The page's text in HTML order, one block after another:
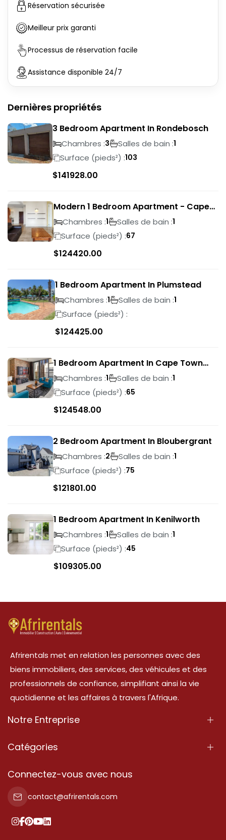
Réservation sécurisée
Meilleur prix garanti
Processus de réservation facile
Assistance disponible 24/7
Dernières propriétés
3 Bedroom Apartment In Rondebosch
Chambres :3 Salles de bain :1
Surface (pieds²) :103
$141928.00
Modern 1 Bedroom Apartment - Cape
TownChambres :1 Salles de bain :1
Surface (pieds²) :67
$124420.00
1 Bedroom Apartment In Plumstead
Chambres :1 Salles de bain :1
Surface (pieds²) :
$124425.00
1 Bedroom Apartment In Cape Town
City Centre
Chambres :1 Salles de bain :1
Surface (pieds²) :65
$124548.00
2 Bedroom Apartment In Bloubergrant
Chambres :2 Salles de bain :1
Surface (pieds²) :75
$121801.00
1 Bedroom Apartment In Kenilworth
Chambres :1 Salles de bain :1
Surface (pieds²) :45
$109305.00
Afrirentals met en relation les personnes avec des
biens immobiliers, des services, des véhicules et des
professionnels de confiance, simplifiant ainsi la vie
quotidienne et les affaires à travers l'Afrique.
Notre Entreprise
À Propos
Conditions d'Utilisation
Politique de Confidentialité
Catégories
Propriété
Propriété à vendre
Propriété à louer
Ajoutez votre témoignage
Connectez-vous avec nous
contact@afrirentals.com